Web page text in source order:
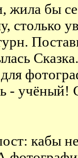
бы
столько
- учёный!
кабы